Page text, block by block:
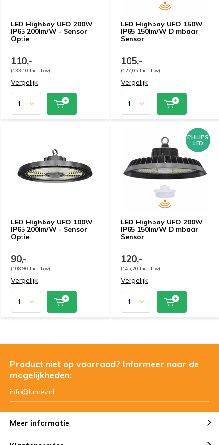
LED Highbay UFO 200W
IP65 200lm/W - Sensor
Optie
110,-
(133,10 Incl. btw)
Vergelijk
LED Highbay UFO 150W
IP65 150lm/W Dimbaar
Sensor
105,-
(127,05 Incl. btw)
Vergelijk
LED Highbay UFO 100W
IP65 200lm/W - Sensor
Optie
90,-
(108,90 Incl. btw)
Vergelijk
LED Highbay UFO 200W
IP65 150lm/W Dimbaar
Sensor
PHILIPS
LED
120,-
(145,20 Incl. btw)
Vergelijk
Product niet op voorraad? Informeer naar de
mogelijkheden:
info@lumev.nl
Meer informatie